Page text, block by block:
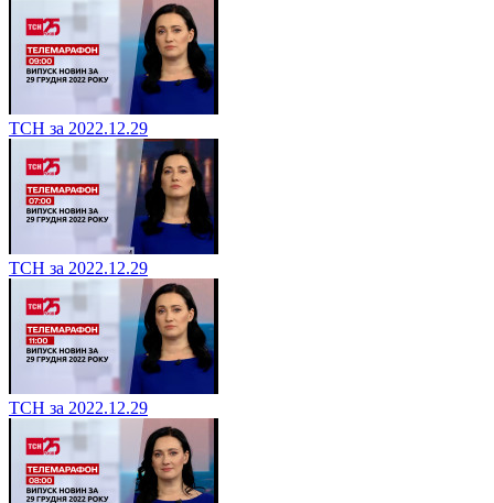
ТСН за 2022.12.29
ТСН за 2022.12.29
ТСН за 2022.12.29